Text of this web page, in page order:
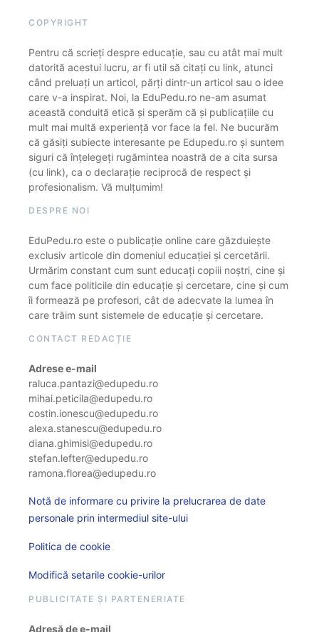
COPYRIGHT
Pentru că scrieți despre educație, sau cu atât mai mult
datorită acestui lucru, ar fi util să citați cu link, atunci
când preluați un articol, părți dintr-un articol sau o idee
care v-a inspirat. Noi, la EduPedu.ro ne-am asumat
această conduită etică și sperăm că și publicațiile cu
mult mai multă experiență vor face la fel. Ne bucurăm
că găsiți subiecte interesante pe Edupedu.ro și suntem
siguri că înțelegeți rugămintea noastră de a cita sursa
(cu link), ca o declarație reciprocă de respect și
profesionalism. Vă mulțumim!
DESPRE NOI
EduPedu.ro este o publicație online care găzduiește
exclusiv articole din domeniul educației și cercetării.
Urmărim constant cum sunt educați copiii noștri, cine și
cum face politicile din educație și cercetare, cine și cum
îi formează pe profesori, cât de adecvate la lumea în
care trăim sunt sistemele de educație și cercetare.
CONTACT REDACȚIE
Adrese e-mail
raluca.pantazi@edupedu.ro
mihai.peticila@edupedu.ro
costin.ionescu@edupedu.ro
alexa.stanescu@edupedu.ro
diana.ghimisi@edupedu.ro
stefan.lefter@edupedu.ro
ramona.florea@edupedu.ro
Notă de informare cu privire la prelucrarea de date
personale prin intermediul site-ului
Politica de cookie
Modifică setarile cookie-urilor
PUBLICITATE ȘI PARTENERIATE
Adresă de e-mail